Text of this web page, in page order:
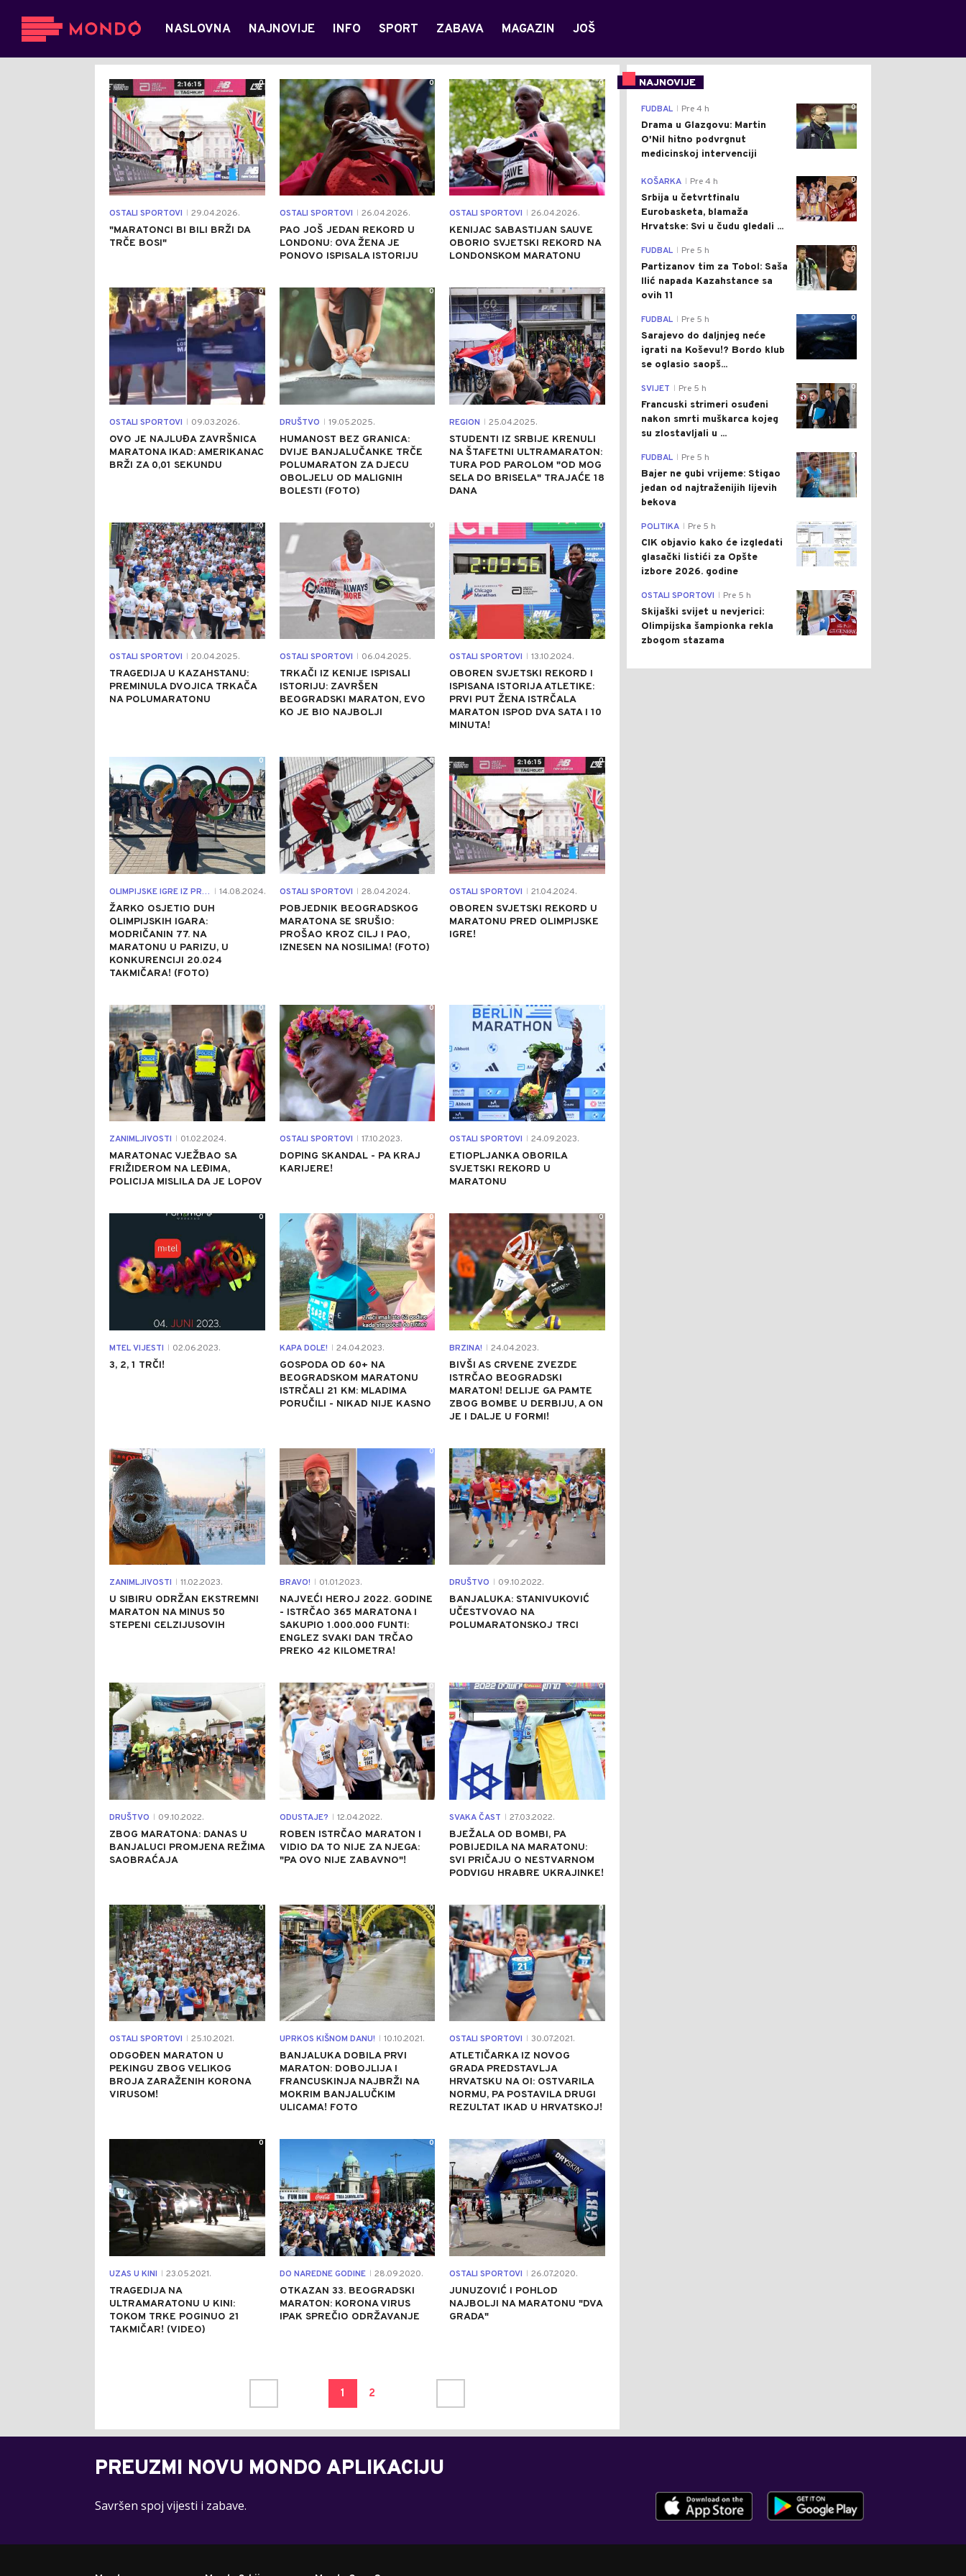
NASLOVNA NAJNOVIJE INFO SPORT ZABAVA MAGAZIN JOŠ
OSTALI SPORTOVI 29.04.2026.
"MARATONCI BI BILI BRŽI DA
TRČE BOSI"
0
OSTALI SPORTOVI 26.04.2026.
PAO JOŠ JEDAN REKORD U
LONDONU: OVA ŽENA JE
PONOVO ISPISALA ISTORIJU
0
OSTALI SPORTOVI 26.04.2026.
KENIJAC SABASTIJAN SAUVE
OBORIO SVJETSKI REKORD NA
LONDONSKOM MARATONU
0
OSTALI SPORTOVI 09.03.2026.
OVO JE NAJLUĐA ZAVRŠNICA
MARATONA IKAD: AMERIKANAC
BRŽI ZA 0,01 SEKUNDU
0
DRUŠTVO 19.05.2025.
HUMANOST BEZ GRANICA:
DVIJE BANJALUČANKE TRČE
POLUMARATON ZA DJECU
OBOLJELU OD MALIGNIH
BOLESTI (FOTO)
0
REGION 25.04.2025.
STUDENTI IZ SRBIJE KRENULI
NA ŠTAFETNI ULTRAMARATON:
TURA POD PAROLOM "OD MOG
SELA DO BRISELA" TRAJAĆE 18
DANA
2
OSTALI SPORTOVI 20.04.2025.
TRAGEDIJA U KAZAHSTANU:
PREMINULA DVOJICA TRKAČA
NA POLUMARATONU
0
OSTALI SPORTOVI 06.04.2025.
TRKAČI IZ KENIJE ISPISALI
ISTORIJU: ZAVRŠEN
BEOGRADSKI MARATON, EVO
KO JE BIO NAJBOLJI
0
OSTALI SPORTOVI 13.10.2024.
OBOREN SVJETSKI REKORD I
ISPISANA ISTORIJA ATLETIKE:
PRVI PUT ŽENA ISTRČALA
MARATON ISPOD DVA SATA I 10
MINUTA!
0
OLIMPIJSKE IGRE IZ PRVE RUKE 14.08.2024.
ŽARKO OSJETIO DUH
OLIMPIJSKIH IGARA:
MODRIČANIN 77. NA
MARATONU U PARIZU, U
KONKURENCIJI 20.024
TAKMIČARA! (FOTO)
0
OSTALI SPORTOVI 28.04.2024.
POBJEDNIK BEOGRADSKOG
MARATONA SE SRUŠIO:
PROŠAO KROZ CILJ I PAO,
IZNESEN NA NOSILIMA! (FOTO)
0
OSTALI SPORTOVI 21.04.2024.
OBOREN SVJETSKI REKORD U
MARATONU PRED OLIMPIJSKE
IGRE!
0
ZANIMLJIVOSTI 01.02.2024.
MARATONAC VJEŽBAO SA
FRIŽIDEROM NA LEĐIMA,
POLICIJA MISLILA DA JE LOPOV
0
OSTALI SPORTOVI 17.10.2023.
DOPING SKANDAL - PA KRAJ
KARIJERE!
0
OSTALI SPORTOVI 24.09.2023.
ETIOPLJANKA OBORILA
SVJETSKI REKORD U
MARATONU
0
MTEL VIJESTI 02.06.2023.
3, 2, 1 TRČI!
0
KAPA DOLE! 24.04.2023.
GOSPODA OD 60+ NA
BEOGRADSKOM MARATONU
ISTRČALI 21 KM: MLADIMA
PORUČILI - NIKAD NIJE KASNO
0
BRZINA! 24.04.2023.
BIVŠI AS CRVENE ZVEZDE
ISTRČAO BEOGRADSKI
MARATON! DELIJE GA PAMTE
ZBOG BOMBE U DERBIJU, A ON
JE I DALJE U FORMI!
0
ZANIMLJIVOSTI 11.02.2023.
U SIBIRU ODRŽAN EKSTREMNI
MARATON NA MINUS 50
STEPENI CELZIJUSOVIH
0
BRAVO! 01.01.2023.
NAJVEĆI HEROJ 2022. GODINE
- ISTRČAO 365 MARATONA I
SAKUPIO 1.000.000 FUNTI:
ENGLEZ SVAKI DAN TRČAO
PREKO 42 KILOMETRA!
0
DRUŠTVO 09.10.2022.
BANJALUKA: STANIVUKOVIĆ
UČESTVOVAO NA
POLUMARATONSKOJ TRCI
1
DRUŠTVO 09.10.2022.
ZBOG MARATONA: DANAS U
BANJALUCI PROMJENA REŽIMA
SAOBRAĆAJA
0
ODUSTAJE? 12.04.2022.
ROBEN ISTRČAO MARATON I
VIDIO DA TO NIJE ZA NJEGA:
"PA OVO NIJE ZABAVNO"!
0
SVAKA ČAST 27.03.2022.
BJEŽALA OD BOMBI, PA
POBIJEDILA NA MARATONU:
SVI PRIČAJU O NESTVARNOM
PODVIGU HRABRE UKRAJINKE!
0
OSTALI SPORTOVI 25.10.2021.
ODGOĐEN MARATON U
PEKINGU ZBOG VELIKOG
BROJA ZARAŽENIH KORONA
VIRUSOM!
0
UPRKOS KIŠNOM DANU! 10.10.2021.
BANJALUKA DOBILA PRVI
MARATON: DOBOJLIJA I
FRANCUSKINJA NAJBRŽI NA
MOKRIM BANJALUČKIM
ULICAMA! FOTO
0
OSTALI SPORTOVI 30.07.2021.
ATLETIČARKA IZ NOVOG
GRADA PREDSTAVLJA
HRVATSKU NA OI: OSTVARILA
NORMU, PA POSTAVILA DRUGI
REZULTAT IKAD U HRVATSKOJ!
0
UZAS U KINI 23.05.2021.
TRAGEDIJA NA
ULTRAMARATONU U KINI:
TOKOM TRKE POGINUO 21
TAKMIČAR! (VIDEO)
0
DO NAREDNE GODINE 28.09.2020.
OTKAZAN 33. BEOGRADSKI
MARATON: KORONA VIRUS
IPAK SPREČIO ODRŽAVANJE
0
OSTALI SPORTOVI 26.07.2020.
JUNUZOVIĆ I POHLOD
NAJBOLJI NA MARATONU "DVA
GRADA"
0
1 2
NAJNOVIJE
0
FUDBAL Pre 4 h
Drama u Glazgovu: Martin
O'Nil hitno podvrgnut
medicinskoj intervenciji
0
KOŠARKA Pre 4 h
Srbija u četvrtfinalu
Eurobasketa, blamaža
Hrvatske: Svi u čudu gledali ...
0
FUDBAL Pre 5 h
Partizanov tim za Tobol: Saša
Ilić napada Kazahstance sa
ovih 11
0
FUDBAL Pre 5 h
Sarajevo do daljnjeg neće
igrati na Koševu!? Bordo klub
se oglasio saopš...
0
SVIJET Pre 5 h
Francuski strimeri osuđeni
nakon smrti muškarca kojeg
su zlostavljali u ...
0
FUDBAL Pre 5 h
Bajer ne gubi vrijeme: Stigao
jedan od najtraženijih lijevih
bekova
0
POLITIKA Pre 5 h
CIK objavio kako će izgledati
glasački listići za Opšte
izbore 2026. godine
0
OSTALI SPORTOVI Pre 5 h
Skijaški svijet u nevjerici:
Olimpijska šampionka rekla
zbogom stazama
PREUZMI NOVU MONDO APLIKACIJU
Savršen spoj vijesti i zabave.